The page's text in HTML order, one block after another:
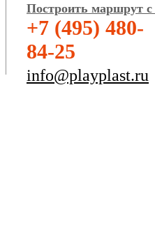
Построить маршрут
+7 (495) 480-
84-25
info@playplast.ru